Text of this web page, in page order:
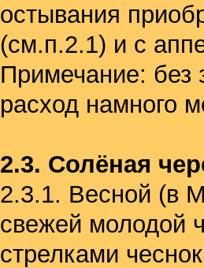
остывания
(см.п.2.1) и с
Примечание: без
расход намного
2.3. Солёная
2.3.1. Весной (в
свежей молодой
стрелками